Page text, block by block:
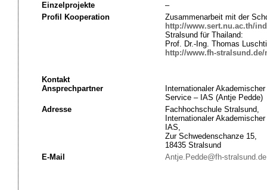
Einzelprojekte
–
Profil Kooperation
Zusammenarbeit mit der
http://www.sert.nu.ac.th/
Stralsund für Thailand:
Prof. Dr.-Ing. Thomas
http://www.fh-
Kontakt
Ansprechpartner
Internationaler Akademischer
Service – IAS (Antje Pedde)
Adresse
Fachhochschule Stralsund,
Internationaler
IAS,
Zur Schwedenschanze 15,
18435 Stralsund
E-Mail
Antje.Pedde@fh-stralsund.de